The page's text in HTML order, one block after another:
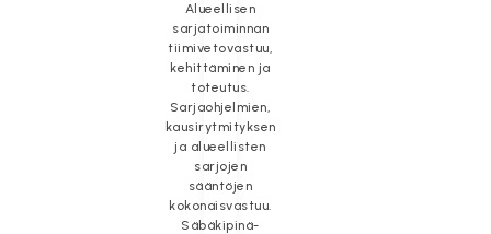
Alueellisen
sarjatoiminnan
tiimivetovastuu,
kehittäminen ja
toteutus.
Sarjaohjelmien,
kausirytmityksen
ja alueellisten
sarjojen
sääntöjen
kokonaisvastuu.
Säbäkipinä-